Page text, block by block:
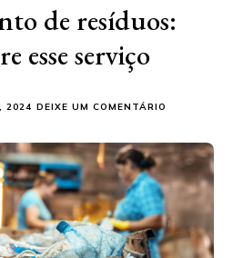
de resíduos:
esse serviço
2024 DEIXE UM COMENTÁRIO
RESÍDUOS:
ENTENDA
SOBRE
SERVIÇO